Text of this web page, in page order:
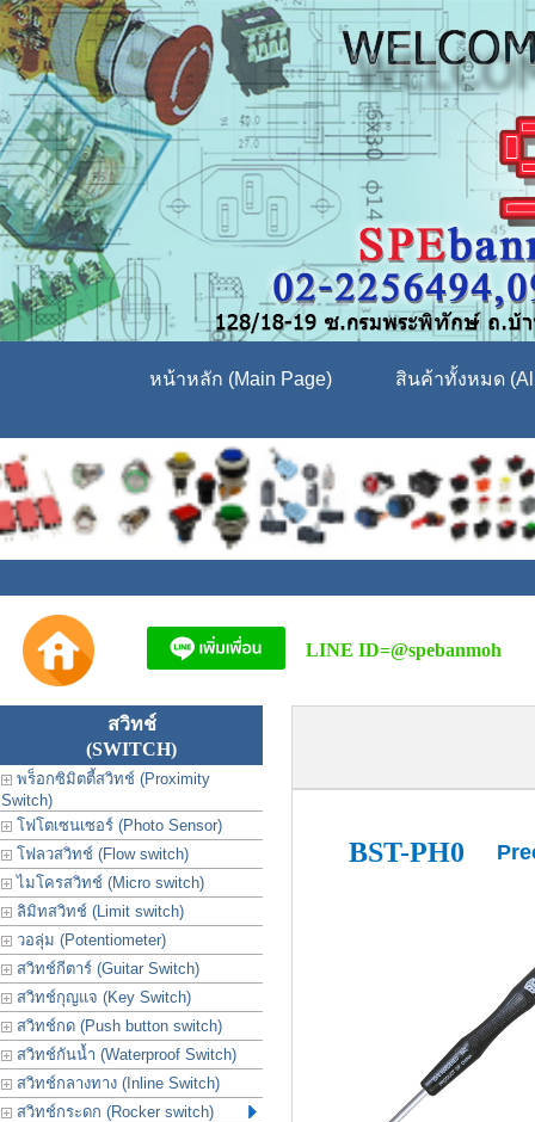
หน้าหลัก (Main Page) สินค้าทั้งหมด
LINE ID=@spebanmoh
สวิทช์
(SWITCH)
พร็อกซิมิตตี้สวิทช์ (Proximity
Switch)
โฟโตเซนเซอร์ (Photo Sensor)
โฟลวสวิทช์ (Flow switch)
ไมโครสวิทช์ (Micro switch)
ลิมิทสวิทช์ (Limit switch)
วอลุ่ม (Potentiometer)
สวิทช์กีตาร์ (Guitar Switch)
สวิทช์กุญแจ (Key Switch)
สวิทช์กด (Push button switch)
สวิทช์กันน้ำ (Waterproof Switch)
สวิทช์กลางทาง (Inline Switch)
สวิทช์กระดก (Rocker switch)
BST-PH0